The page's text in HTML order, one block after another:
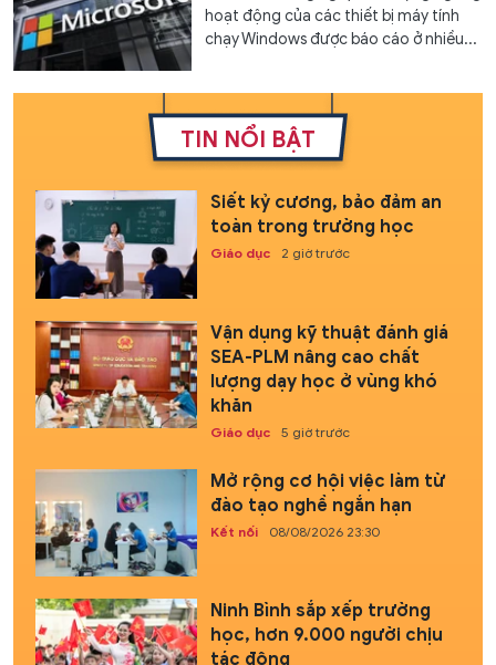
hoạt động của các thiết bị máy tính
chạy Windows được báo cáo ở nhiều...
TIN NỔI BẬT
Siết kỷ cương, bảo đảm an
toàn trong trường học
Giáo dục 2 giờ trước
Vận dụng kỹ thuật đánh giá
SEA-PLM nâng cao chất
lượng dạy học ở vùng khó
khăn
Giáo dục 5 giờ trước
Mở rộng cơ hội việc làm từ
đào tạo nghề ngắn hạn
Kết nối 08/08/2026 23:30
Ninh Bình sắp xếp trường
học, hơn 9.000 người chịu
tác động